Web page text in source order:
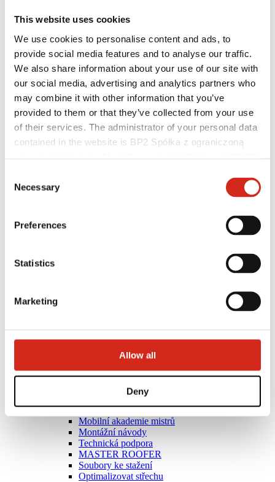
This website uses cookies
We use cookies to personalise content and ads, to
provide social media features and to analyse our traffic.
We also share information about your use of our site with
our social media, advertising and analytics partners who
may combine it with other information that you’ve
provided to them or that they’ve collected from your use
of their services. The administrator of your personal data
contained in the website is BP2 Spółka z ograniczoną
121387608.
Selection
Necessary
Preferences
Statistics
Marketing
Allow all
Deny
Distributoři
Zákaznická zóna – eProfil
Soubory ke stažení
Akademie mistrů
Praktická školení
Mobilní akademie mistrů
Montážní návody
Technická podpora
MASTER ROOFER
Soubory ke stažení
Optimalizovat střechu